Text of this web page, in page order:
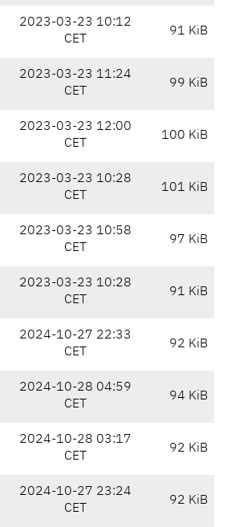
2023-03-23 10:12
CET
91 KiB
2023-03-23 11:24
CET
99 KiB
2023-03-23 12:00
CET
100 KiB
2023-03-23 10:28
CET
101 KiB
2023-03-23 10:58
CET
97 KiB
2023-03-23 10:28
CET
91 KiB
2024-10-27 22:33
CET
92 KiB
2024-10-28 04:59
CET
94 KiB
2024-10-28 03:17
CET
92 KiB
2024-10-27 23:24
CET
92 KiB